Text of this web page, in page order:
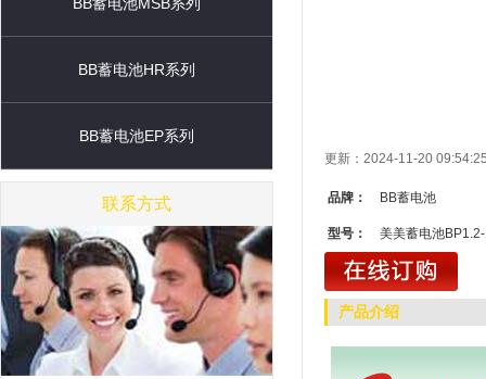
BB蓄电池HR系列
BB蓄电池EP系列
联系方式
更新：2024-11-20
品牌： BB蓄电池
型号： 美美蓄电池
产品介绍